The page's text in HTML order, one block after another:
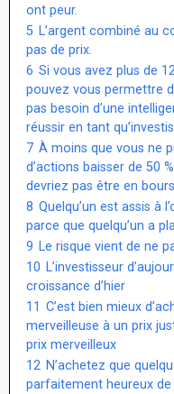
ont peur.
5 L’argent combiné au
pas de prix.
6 Si vous avez plus de
pouvez vous permettre
pas besoin d’une
réussir en tant
7 À moins que vous ne
d’actions baisser de 50
devriez pas être en
8 Quelqu’un est assis à
parce que quelqu’un a
9 Le risque vient de ne
10 L’investisseur
croissance d’hier
11 C’est bien mieux
merveilleuse à un prix
prix merveilleux
12 N’achetez que
parfaitement heureux